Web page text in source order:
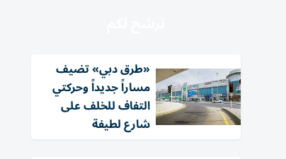
«طرق دبي» تضيف
مساراً جديداً وحركتي
التفاف للخلف على
شارع لطيفة